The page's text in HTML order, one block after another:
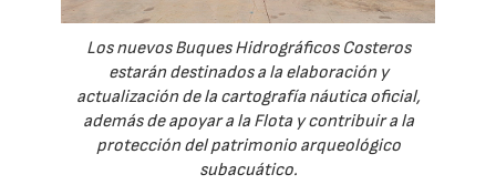
Los nuevos Buques Hidrográficos Costeros
estarán destinados a la elaboración y
actualización de la cartografía náutica oficial,
además de apoyar a la Flota y contribuir a la
protección del patrimonio arqueológico
subacuático.